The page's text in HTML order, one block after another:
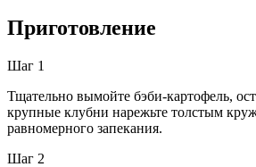
Приготовление
Шаг 1
Тщательно вымойте бэби-картофель,
крупные клубни нарежьте толстым
равномерного запекания.
Шаг 2